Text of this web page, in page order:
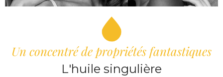
Un concentré de propriétés fantastiques
L'huile singulière